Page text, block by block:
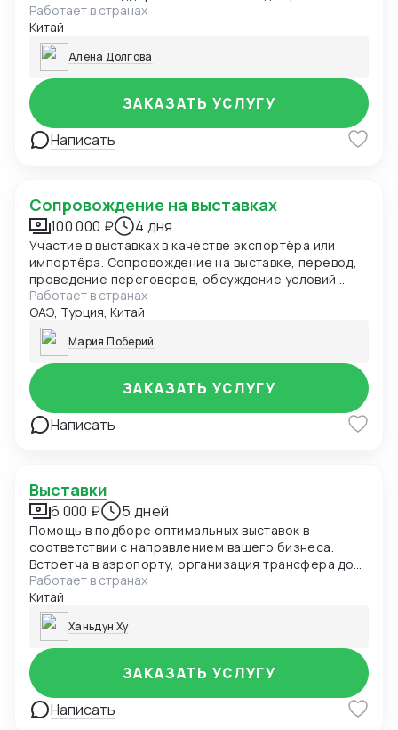
стенде клиента.
Работает в странах
Китай
Алёна Долгова
Написать
ЗАКАЗАТЬ УСЛУГУ
Сопровождение на выставках
100 000 ₽ 4 дня
Участие в выставках в качестве экспортёра или
импортёра. Сопровождение на выставке, перевод,
проведение переговоров, обсуждение условий
сотрудничества и подписание контрактов.
Работает в странах
ОАЭ, Турция, Китай
Мария Поберий
Написать
ЗАКАЗАТЬ УСЛУГУ
Выставки
6 000 ₽ 5 дней
Помощь в подборе оптимальных выставок в
соответствии с направлением вашего бизнеса.
Встретча в аэропорту, организация трансфера до
отеля/выставочного центра Сопровождение на
выставку, предоставим квалифицированного
сотрудника Проведение переговоров с
участниками выставки Отправка рекламно-
информационного материала (буклеты, каталоги,
прайс-листы и другие материалы) и образцы на ваш
адрес (стоимость доставки не включена в
стоимость услуг) Посещение с вами оптовых
рынков.
Работает в странах
Китай
Ханьдун Ху
Написать
ЗАКАЗАТЬ УСЛУГУ